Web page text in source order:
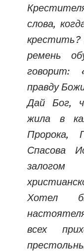
слова,
крестить?
ремень
говорит:
правду
Дай Бог,
жила в
Пророка,
Спасова
Хотел
всех